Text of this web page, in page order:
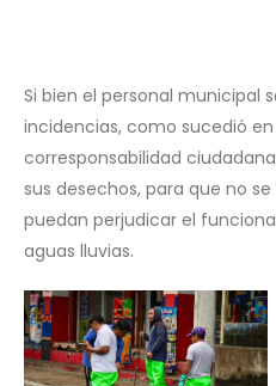
Si bien el personal municipal
incidencias, como sucedió en
corresponsabilidad
sus desechos, para que no
puedan perjudicar el
aguas lluvias.